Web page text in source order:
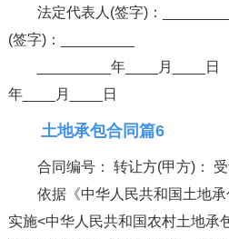
法定代表人(签字)：
(签字)：_________
_________年____
年____月____日
土地承包合同篇6
合同编号： 转让方(甲方)： 受
依据《中华人民共和国土地
实施<中华人民共和国农村土地承